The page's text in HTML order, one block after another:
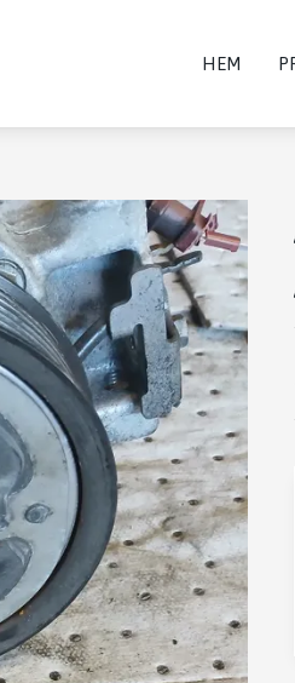
HEM